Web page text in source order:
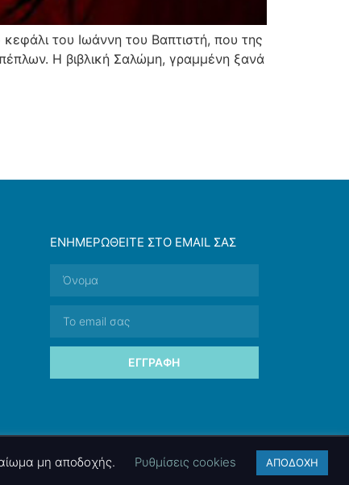
του Ιωάννη του Βαπτιστή, που της
Η βιβλική Σαλώμη, γραμμένη ξανά
ΕΝΗΜΕΡΩΘΕΊΤΕ ΣΤΟ EMAIL ΣΑΣ
ΕΓΓΡΑΦΉ
μη αποδοχής. Ρυθμίσεις cookies ΑΠΟΔΟΧΗ